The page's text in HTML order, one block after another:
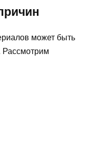
может быть